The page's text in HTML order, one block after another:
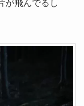
が飛んでるし